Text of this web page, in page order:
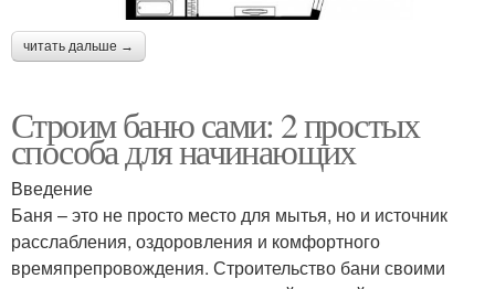
читать дальше →
Строим баню сами: 2 простых
способа для начинающих
Введение
Баня – это не просто место для мытья, но и источник
расслабления, оздоровления и комфортного
времяпрепровождения. Строительство бани своими